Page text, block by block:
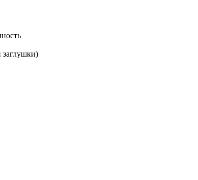
заглушки)